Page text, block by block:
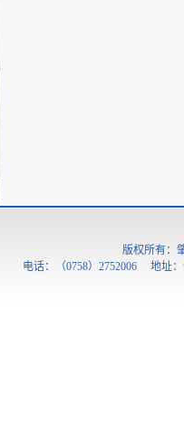
版权所有：
电话：（0758）2752006 地址